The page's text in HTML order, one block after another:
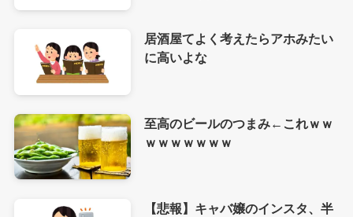
居酒屋てよく考えたらアホみたい
に高いよな
至高のビールのつまみ←これｗｗ
ｗｗｗｗｗｗｗ
【悲報】キャバ嬢のインスタ、半